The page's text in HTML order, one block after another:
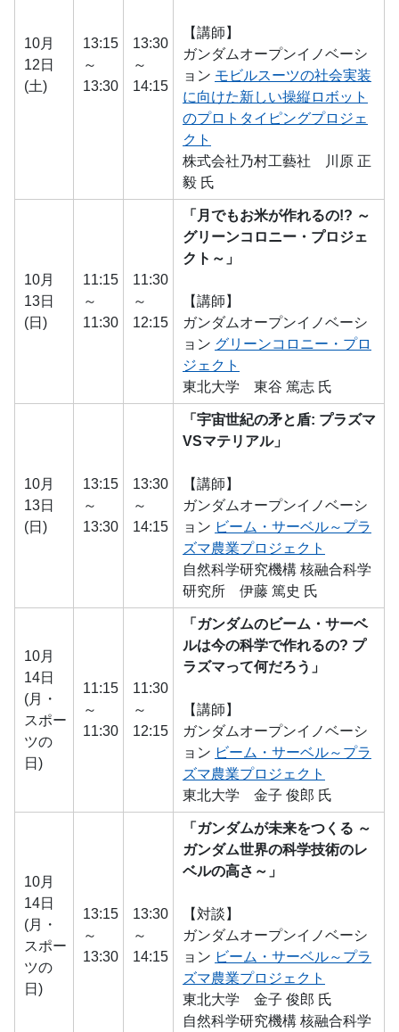
10月
12日
(土)
13:15
～
13:30
13:30
～
14:15
【講師】
ガンダムオープンイノベーシ
ョン モビルスーツの社会実装
に向けた新しい操縦ロボット
のプロトタイピングプロジェ
クト
株式会社乃村工藝社 川原 正
毅 氏
10月
13日
(日)
11:15
～
11:30
11:30
～
12:15
「月でもお米が作れるの!? ～
グリーンコロニー・プロジェ
クト～」
【講師】
ガンダムオープンイノベーシ
ョン グリーンコロニー・プロ
ジェクト
東北大学 東谷 篤志 氏
10月
13日
(日)
13:15
～
13:30
13:30
～
14:15
「宇宙世紀の矛と盾: プラズマ
VSマテリアル」
【講師】
ガンダムオープンイノベーシ
ョン ビーム・サーベル～プラ
ズマ農業プロジェクト
自然科学研究機構 核融合科学
研究所 伊藤 篤史 氏
10月
14日
(月・
スポー
ツの
日)
11:15
～
11:30
11:30
～
12:15
「ガンダムのビーム・サーベ
ルは今の科学で作れるの? プ
ラズマって何だろう」
【講師】
ガンダムオープンイノベーシ
ョン ビーム・サーベル～プラ
ズマ農業プロジェクト
東北大学 金子 俊郎 氏
10月
14日
(月・
スポー
ツの
日)
13:15
～
13:30
13:30
～
14:15
「ガンダムが未来をつくる ～
ガンダム世界の科学技術のレ
ベルの高さ～」
【対談】
ガンダムオープンイノベーシ
ョン ビーム・サーベル～プラ
ズマ農業プロジェクト
東北大学 金子 俊郎 氏
自然科学研究機構 核融合科学